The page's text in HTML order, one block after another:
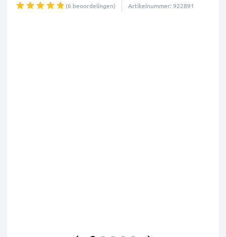
(6 beoordelingen) Artikelnummer: 922891